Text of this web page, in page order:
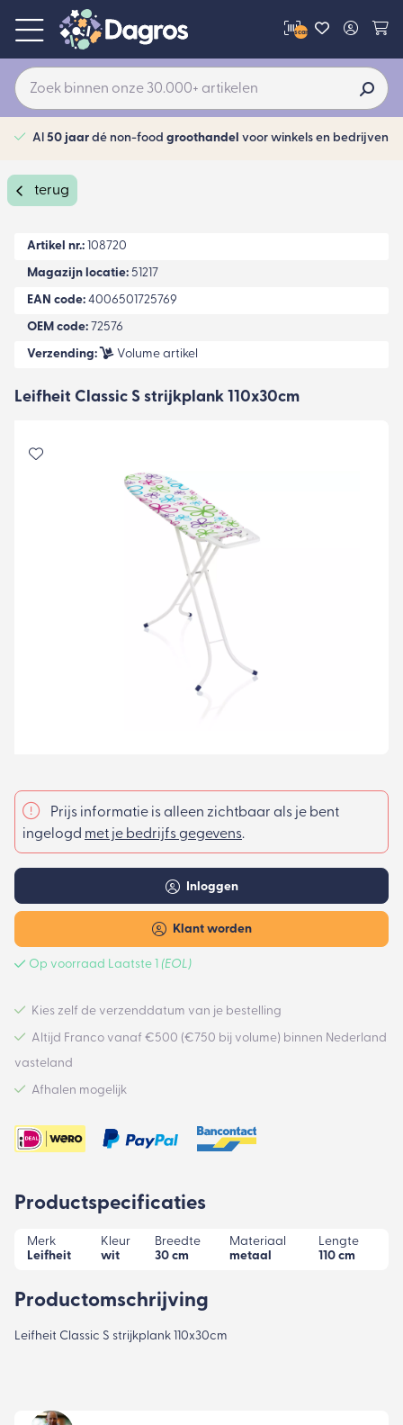
scan
Al 50 jaar dé non-food groothandel voor winkels en bedrijven
terug
Productspecificaties
Merk
Leifheit
Kleur
wit
Breedte
30 cm
Materiaal
metaal
Lengte
110 cm
Productomschrijving
Leifheit Classic S strijkplank 110x30cm
Leifheit Classic S strijkplank 110x30cm
Op voorraad Laatste 1 (EOL)
Artikel nr.: 108720
Magazijn locatie: 51217
EAN code: 4006501725769
OEM code: 72576
Verzending:
Volume artikel
Prijs informatie is alleen zichtbaar als je bent
ingelogd met je bedrijfs gegevens.
Inloggen
Klant worden
Kies zelf de verzenddatum van je bestelling
Altijd Franco vanaf €500 (€750 bij volume) binnen Nederland
vasteland
Afhalen mogelijk